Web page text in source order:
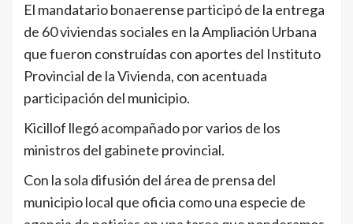
El mandatario bonaerense participó de la entrega
de 60 viviendas sociales en la Ampliación Urbana
que fueron construídas con aportes del Instituto
Provincial de la Vivienda, con acentuada
participación del municipio.
Kicillof llegó acompañado por varios de los
ministros del gabinete provincial.
Con la sola difusión del área de prensa del
municipio local que oficia como una especie de